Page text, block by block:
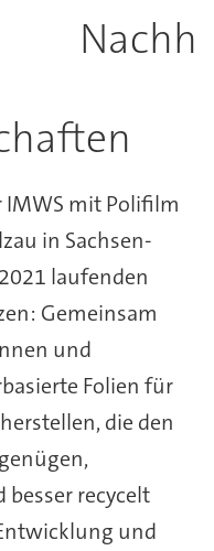
Nachh
IMWS mit Polifilm
in Sachsen-
laufenden
Gemeinsam
und
Folien für
die den
recycelt
und